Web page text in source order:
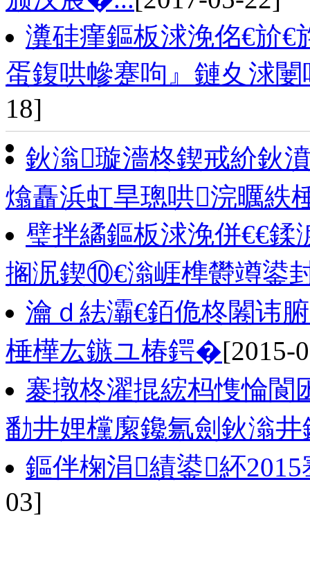
瀵硅瘽鏂板浗浼佲€斺€
蛋鍑哄幓蹇呴』鏈夊浗
18]
鈥滃璇濇柊鍥戒紒鈥
熻矗浜虹旱璁哄浣曞紩
璧拌繘鏂板浗浼併€€鍒
搁泦鍥⑩€滃崕榫欎竴鍙
瀹ｄ紶灞€銆佹柊闂讳
棰樺厷鏃ユ椿鍔�[2015-
褰撴柊濯掍綋杩愯惀
勫井娌欓緳鑱氱劍鈥滃
鏂伴椈涓績鍙紑
03]